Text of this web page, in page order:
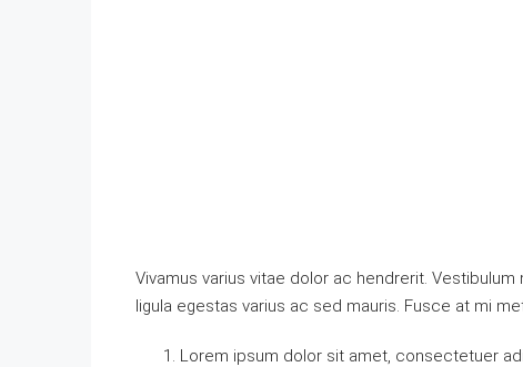
Vivamus varius vitae dolor ac hendrerit.
ligula egestas varius ac sed mauris. Fusce at mi
Lorem ipsum dolor sit amet, consectetuer